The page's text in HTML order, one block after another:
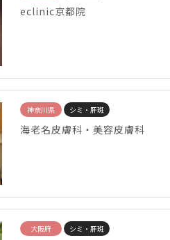
eclinic京都院
神奈川県 シミ・肝斑
海老名皮膚科・美容皮膚科
大阪府 シミ・肝斑